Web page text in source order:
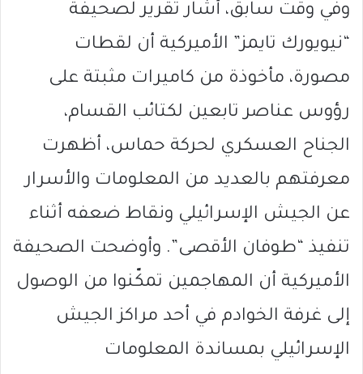
وفي وقت سابق، أشار تقرير لصحيفة
“نيويورك تايمز” الأميركية أن لقطات
مصورة، مأخوذة من كاميرات مثبتة على
رؤوس عناصر تابعين لكتائب القسام،
الجناح العسكري لحركة حماس، أظهرت
معرفتهم بالعديد من المعلومات والأسرار
عن الجيش الإسرائيلي ونقاط ضعفه أثناء
تنفيذ “طوفان الأقصى”. وأوضحت الصحيفة
الأميركية أن المهاجمين تمكّنوا من الوصول
إلى غرفة الخوادم في أحد مراكز الجيش
الإسرائيلي بمساندة المعلومات